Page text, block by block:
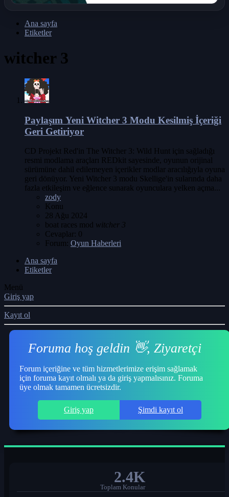
Ana sayfa
Etiketler
witcher 3
Paylaşım Yeni Witcher 3 Modu Kesilmiş İçeriği
Geri Getiriyor
CD Projekt Red'in The Witcher 3: Wild Hunt için sağladığı
resmi modlama araçları REDkit sayesinde, oyunun orijinal
sürümüne dahil edilemeyen içerikler modlar aracılığıyla oyuna
geri dönüyor. Yeni Witcher 3 modu Skellige'in sularında daha
fazla etkileşim ve eğlence sunarak oyunculara yelken açma...
zody
Konu
28 Ağu 2024
boat races mod witcher 3
Cevaplar: 0
Forum: Oyun Haberleri
Ana sayfa
Etiketler
Menü
Giriş yap
Kayıt ol
Foruma hoş geldin 👋, Ziyaretçi
Forum içeriğine ve tüm hizmetlerimize erişim sağlamak
için foruma kayıt olmalı ya da giriş yapmalısınız. Foruma
üye olmak tamamen ücretsizdir.
Giriş yap Şimdi kayıt ol
2.4K
Toplam Konular